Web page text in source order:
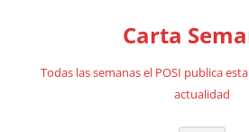
Carta
Todas las semanas el POSI publica
actualidad